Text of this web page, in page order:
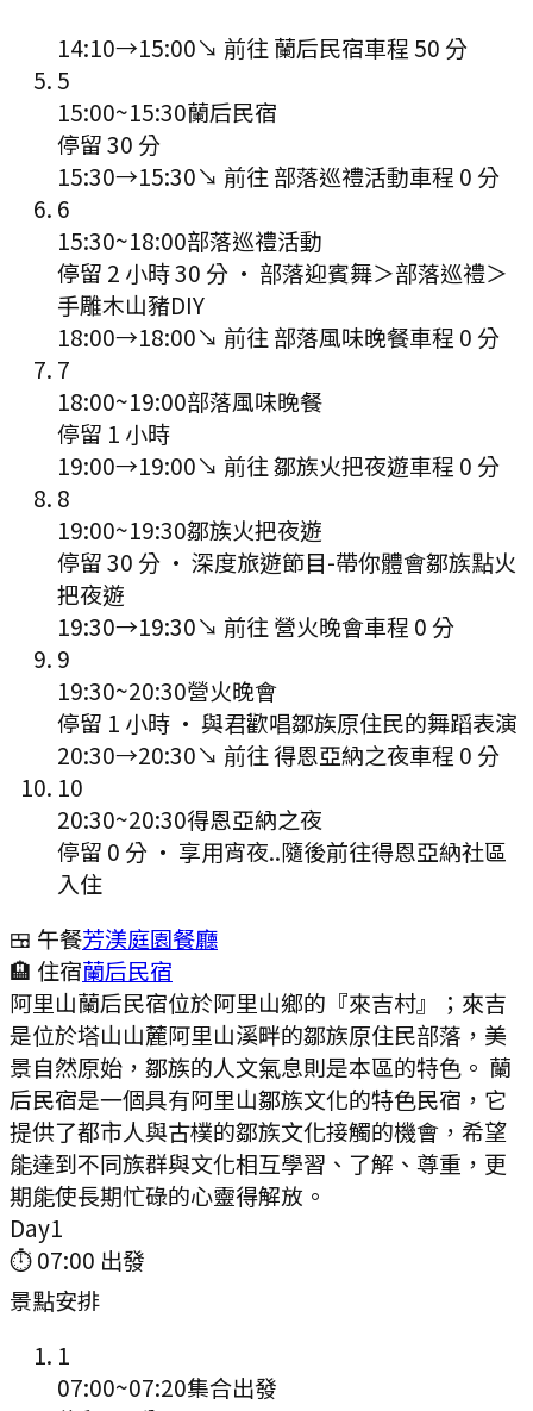
14:10→15:00↘ 前往 蘭后民宿車程 50 分
5
15:00~15:30蘭后民宿
停留 30 分
15:30→15:30↘ 前往 部落巡禮活動車程 0 分
6
15:30~18:00部落巡禮活動
停留 2 小時 30 分 · 部落迎賓舞＞部落巡禮＞
手雕木山豬DIY
18:00→18:00↘ 前往 部落風味晚餐車程 0 分
7
18:00~19:00部落風味晚餐
停留 1 小時
19:00→19:00↘ 前往鄒族火把夜遊車程 0 分
8
19:00~19:30鄒族火把夜遊
停留 30 分 · 深度旅遊節目-帶你體會鄒族點火
把夜遊
19:30→19:30↘ 前往 營火晚會車程 0 分
9
19:30~20:30營火晚會
停留 1 小時 · 與君歡唱鄒族原住民的舞蹈表演
20:30→20:30↘ 前往得恩亞納之夜車程 0 分
10
20:30~20:30得恩亞納之夜
停留 0 分 · 享用宵夜..隨後前往得恩亞納社區
入住
🍱 午餐芳渼庭園餐廳
🏨 住宿蘭后民宿
阿里山蘭后民宿位於阿里山鄉的『來吉村』；來吉
是位於塔山山麓阿里山溪畔的鄒族原住民部落，美
景自然原始，鄒族的人文氣息則是本區的特色。 蘭
后民宿是一個具有阿里山鄒族文化的特色民宿，它
提供了都市人與古樸的鄒族文化接觸的機會，希望
能達到不同族群與文化相互學習、了解、尊重，更
期能使長期忙碌的心靈得解放。
Day1
⏱07:00 出發
景點安排
1
07:00~07:20集合出發